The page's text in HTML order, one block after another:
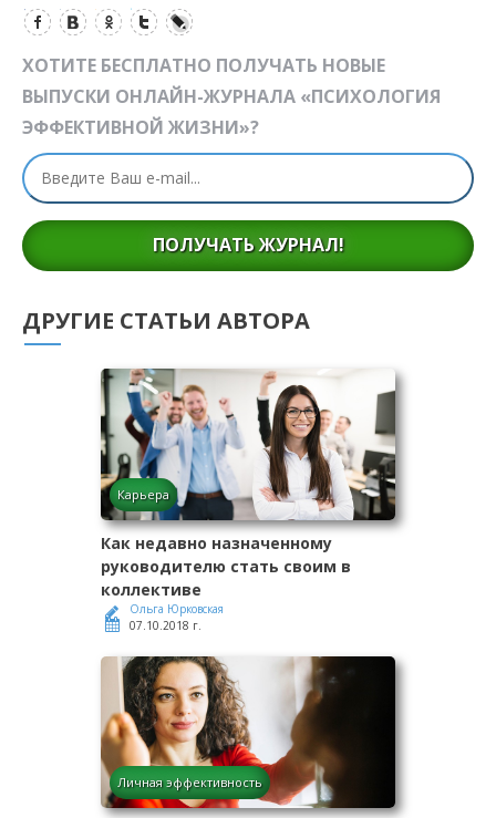
ХОТИТЕ БЕСПЛАТНО ПОЛУЧАТЬ НОВЫЕ
ВЫПУСКИ ОНЛАЙН-ЖУРНАЛА «ПСИХОЛОГИЯ
ЭФФЕКТИВНОЙ ЖИЗНИ»?
ПОЛУЧАТЬ ЖУРНАЛ!
ДРУГИЕ СТАТЬИ АВТОРА
Карьера
Как недавно назначенному
руководителю стать своим в
коллективе
Ольга Юрковская
07.10.2018 г.
Личная эффективность